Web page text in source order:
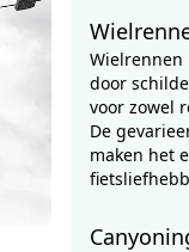
Wielrennen
door
voor zowel
De
maken het